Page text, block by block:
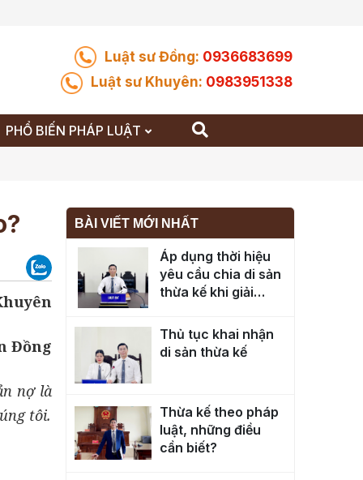
Luật sư Đồng: 0936683699
Luật sư Khuyên: 0983951338
PHỔ BIẾN PHÁP LUẬT
Đồng
nợ là
tôi.
BÀI VIẾT MỚI NHẤT
Áp dụng thời hiệu
yêu cầu chia di sản
thừa kế khi giải
tại toà án
Thủ tục khai nhận
di sản thừa kế
Thừa kế theo pháp
luật, những điều
cần biết?